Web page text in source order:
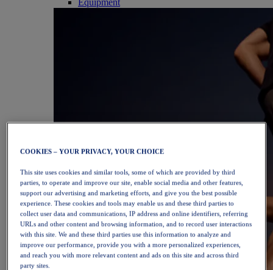
Equipment
COOKIES – YOUR PRIVACY, YOUR CHOICE
This site uses cookies and similar tools, some of which are provided by third
parties, to operate and improve our site, enable social media and other features,
support our advertising and marketing efforts, and give you the best possible
experience. These cookies and tools may enable us and these third parties to
collect user data and communications, IP address and online identifiers, referring
URLs and other content and browsing information, and to record user interactions
with this site. We and these third parties use this information to analyze and
improve our performance, provide you with a more personalized experiences,
and reach you with more relevant content and ads on this site and across third
party sites.